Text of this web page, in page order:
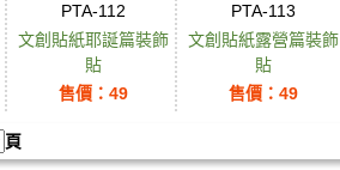
PTA-112
文創貼紙耶誕篇裝飾
貼
售價：49
PTA-113
文創貼紙露營篇裝飾
貼
售價：49
頁